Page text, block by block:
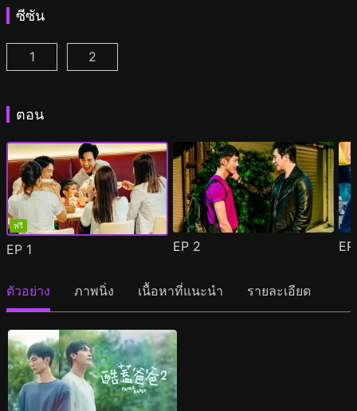
ซีซัน
รักนะครับคุณพ่อทั้งสอง ตอนที่ 1
1 รักนะครับคุณพ่อทั้งสอง ซีซั่น 2 ตอนที่ 1
2
ตอน
ฟรี
EP 1 EP 2
ตัวอย่าง ภาพนิ่ง เนื้อหาที่แนะนำ รายละเอียด